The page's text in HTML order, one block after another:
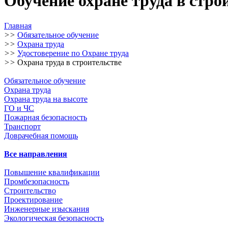
Главная
>> Обязательное обучение
>> Охрана труда
>> Удостоверение по Охране труда
>> Охрана труда в строительстве
Обязательное обучение
Охрана труда
Охрана труда на высоте
ГО и ЧС
Пожарная безопасность
Транспорт
Доврачебная помощь
Все направления
Повышение квалификации
Промбезопасность
Строительство
Проектирование
Инженерные изыскания
Экологическая безопасность